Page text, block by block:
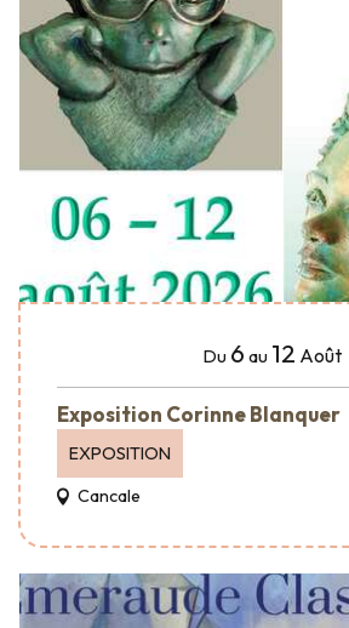
Du 6 au 12 Août
Exposition Corinne Blanquer
EXPOSITION
Cancale